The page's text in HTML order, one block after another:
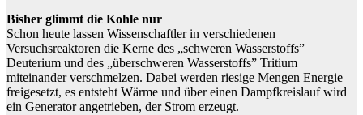
Bisher glimmt die Kohle nur
Schon heute lassen Wissenschaftler in verschiedenen
Versuchsreaktoren die Kerne des „schweren Wasserstoffs”
Deuterium und des „überschweren Wasserstoffs” Tritium
miteinander verschmelzen. Dabei werden riesige Mengen Energie
freigesetzt, es entsteht Wärme und über einen Dampfkreislauf wird
ein Generator angetrieben, der Strom erzeugt.